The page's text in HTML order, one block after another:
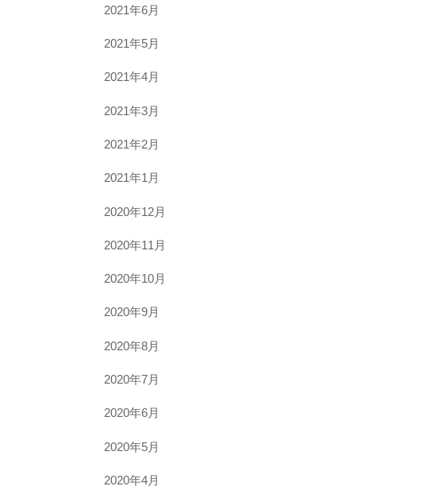
2021年6月
2021年5月
2021年4月
2021年3月
2021年2月
2021年1月
2020年12月
2020年11月
2020年10月
2020年9月
2020年8月
2020年7月
2020年6月
2020年5月
2020年4月